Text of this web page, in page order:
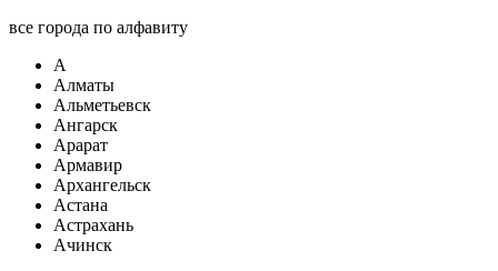
все города по алфавиту
А
Алматы
Альметьевск
Ангарск
Арарат
Армавир
Архангельск
Астана
Астрахань
Ачинск